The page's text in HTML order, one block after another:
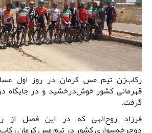
رکاب‌زن تیم مس کرمان در روز اول
قهرمانی کشور خوش‌درخشید و در جایگاه
گرفت.
فرزاد روح‌الهی که در این فصل از